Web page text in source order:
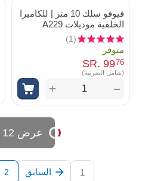
فيوفو سلك 10 متر | للكاميرا
الخلفية موديلات A229
(1)
متوفر
SR. 9976
(شامل الضريبة)
+ −
عرض 12 منتج آخر
1 السابق 2